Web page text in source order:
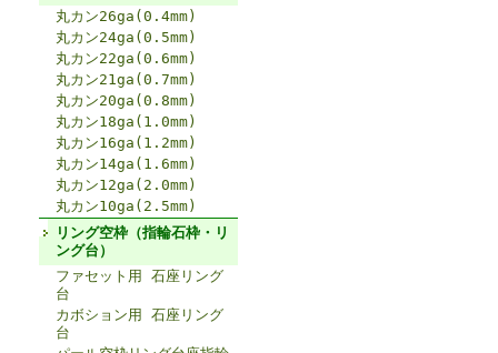
丸カン26ga(0.4mm)
丸カン24ga(0.5mm)
丸カン22ga(0.6mm)
丸カン21ga(0.7mm)
丸カン20ga(0.8mm)
丸カン18ga(1.0mm)
丸カン16ga(1.2mm)
丸カン14ga(1.6mm)
丸カン12ga(2.0mm)
丸カン10ga(2.5mm)
リング空枠（指輪石枠・リ
ング台）
ファセット用 石座リング
台
カボション用 石座リング
台